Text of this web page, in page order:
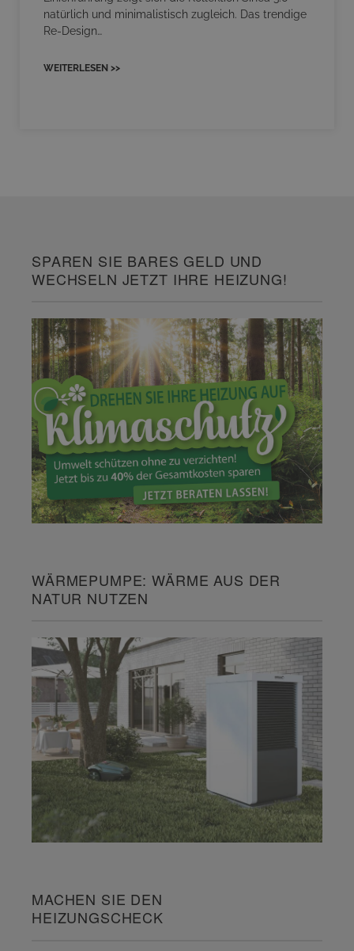
natürlich und minimalistisch zugleich. Das trendige
Re-Design…
WEITERLESEN >>
SPAREN SIE BARES GELD UND
WECHSELN JETZT IHRE HEIZUNG!
WÄRMEPUMPE: WÄRME AUS DER
NATUR NUTZEN
MACHEN SIE DEN
HEIZUNGSCHECK